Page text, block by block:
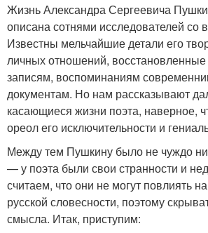
Жизнь Александра Сергеевича
описана сотнями исследователей со
Известны мельчайшие детали его
личных отношений,
записям, воспоминаниям
документам. Но нам рассказывают
касающиеся жизни поэта, наверное,
ореол его исключительности и
Между тем Пушкину было не чуждо
— у поэта были свои странности и
считаем, что они не могут повлиять
русской словесности, поэтому
смысла. Итак, приступим: